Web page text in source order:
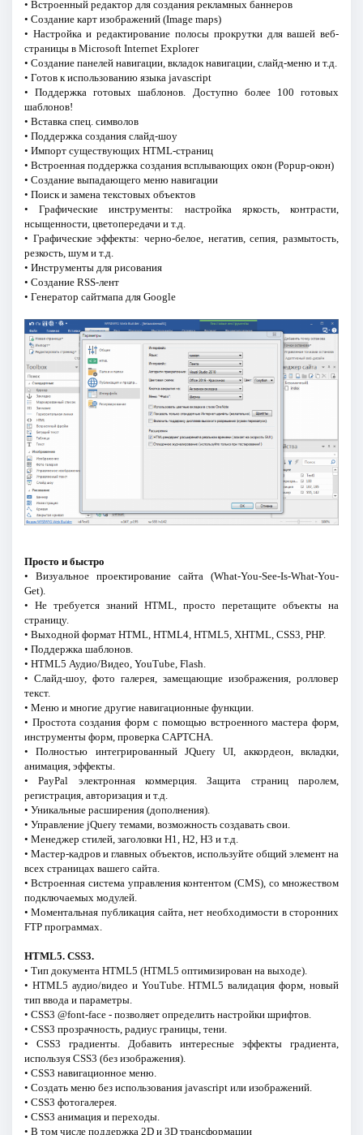
• Встроенный редактор для создания рекламных баннеров
• Создание карт изображений (Image maps)
• Настройка и редактирование полосы прокрутки для вашей веб-
страницы в Microsoft Internet Explorer
• Создание панелей навигации, вкладок навигации, слайд-меню и т.д.
• Готов к использованию языка jаvascript
• Поддержка готовых шаблонов. Доступно более 100 готовых
шаблонов!
• Вставка спец. символов
• Поддержка создания слайд-шоу
• Импорт существующих HTML-страниц
• Встроенная поддержка создания всплывающих окон (Popup-окон)
• Создание выпадающего меню навигации
• Поиск и замена текстовых объектов
• Графические инструменты: настройка яркость, контрасти,
нсыщенности, цветопередачи и т.д.
• Графические эффекты: черно-белое, негатив, сепия, размытость,
резкость, шум и т.д.
• Инструменты для рисования
• Создание RSS-лент
• Генератор сайтмапа для Google
Просто и быстро
• Визуальное проектирование сайта (What-You-See-Is-What-You-
Get).
• Не требуется знаний HTML, просто перетащите объекты на
страницу.
• Выходной формат HTML, HTML4, HTML5, XHTML, CSS3, PHP.
• Поддержка шаблонов.
• HTML5 Аудио/Видео, YouTube, Flash.
• Слайд-шоу, фото галерея, замещающие изображения, ролловер
текст.
• Меню и многие другие навигационные функции.
• Простота создания форм с помощью встроенного мастера форм,
инструменты форм, проверка CAPTCHA.
• Полностью интегрированный JQuery UI, аккордеон, вкладки,
анимация, эффекты.
• PayPal электронная коммерция. Защита страниц паролем,
регистрация, авторизация и т.д.
• Уникальные расширения (дополнения).
• Управление jQuery темами, возможность создавать свои.
• Менеджер стилей, заголовки H1, H2, H3 и т.д.
• Мастер-кадров и главных объектов, используйте общий элемент на
всех страницах вашего сайта.
• Встроенная система управления контентом (CMS), со множеством
подключаемых модулей.
• Моментальная публикация сайта, нет необходимости в сторонних
FTP программах.
HTML5. CSS3.
• Тип документа HTML5 (HTML5 оптимизирован на выходе).
• HTML5 аудио/видео и YouTube. HTML5 валидация форм, новый
тип ввода и параметры.
• CSS3 @font-face - позволяет определить настройки шрифтов.
• CSS3 прозрачность, радиус границы, тени.
• CSS3 градиенты. Добавить интересные эффекты градиента,
используя CSS3 (без изображения).
• CSS3 навигационное меню.
• Создать меню без использования jаvascript или изображений.
• CSS3 фотогалерея.
• CSS3 анимация и переходы.
• В том числе поддержка 2D и 3D трансформации